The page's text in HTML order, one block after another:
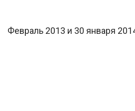
Февраль 2013 и 30 января